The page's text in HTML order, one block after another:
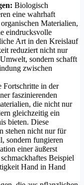
Biologisch
eine wahrhaft
Materialien,
eindrucksvolle
Art in den Kreislauf
reduziert nicht nur
sondern schafft
zwischen
Fortschritte in der
faszinierenden
die nicht nur
gleichzeitig ein
bieten. Diese
stehen nicht nur für
sondern fungieren
einer äußerst
Beispiel
Hand in Hand